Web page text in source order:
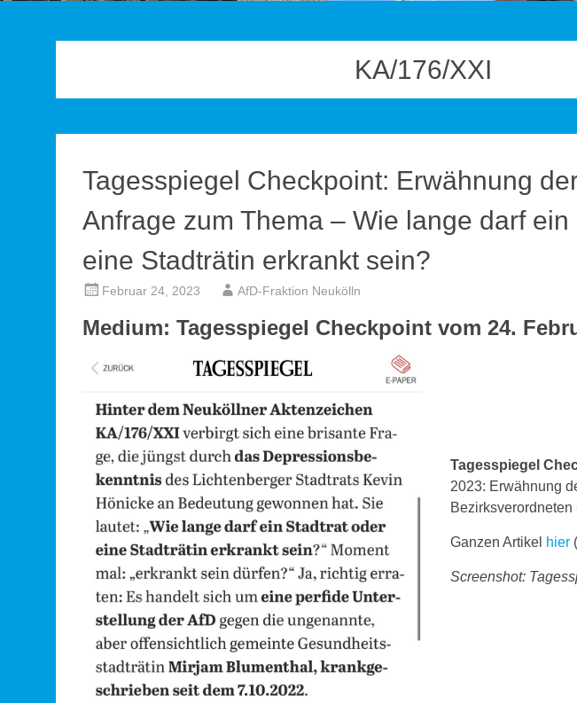
KA/176/XXI
Tagesspiegel Checkpoint: Erwähnung
Anfrage zum Thema – Wie lange darf
eine Stadträtin erkrankt sein?
Februar 24, 2023 AfD-Fraktion Neukölln
Medium: Tagesspiegel Checkpoint vom 24.
Tagesspiegel
2023: Erwähnung
Bezirksverordneten
Ganzen Artikel hier
Screenshot: